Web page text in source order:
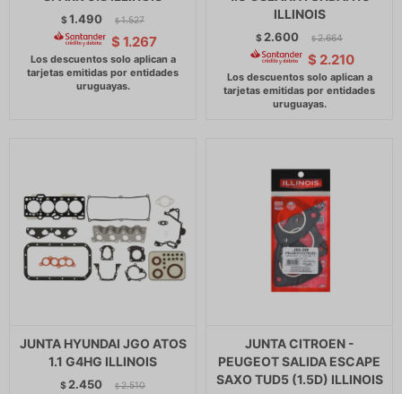
$1.490 $ 1.527
$ 1.267
ILLINOIS
$ 2.600 $ 2.664
$ 2.210
JUNTA HYUNDAI JGO ATOS
1.1 G4HG ILLINOIS
$ 2.450 $ 2.510
JUNTA CITROEN -
PEUGEOT SALIDA ESCAPE
SAXO TUD5 (1.5D) ILLINOIS